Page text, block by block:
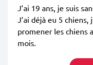
J’ai 19 ans, je suis
J’ai déjà eu 5 chiens,
promener les chiens
mois.